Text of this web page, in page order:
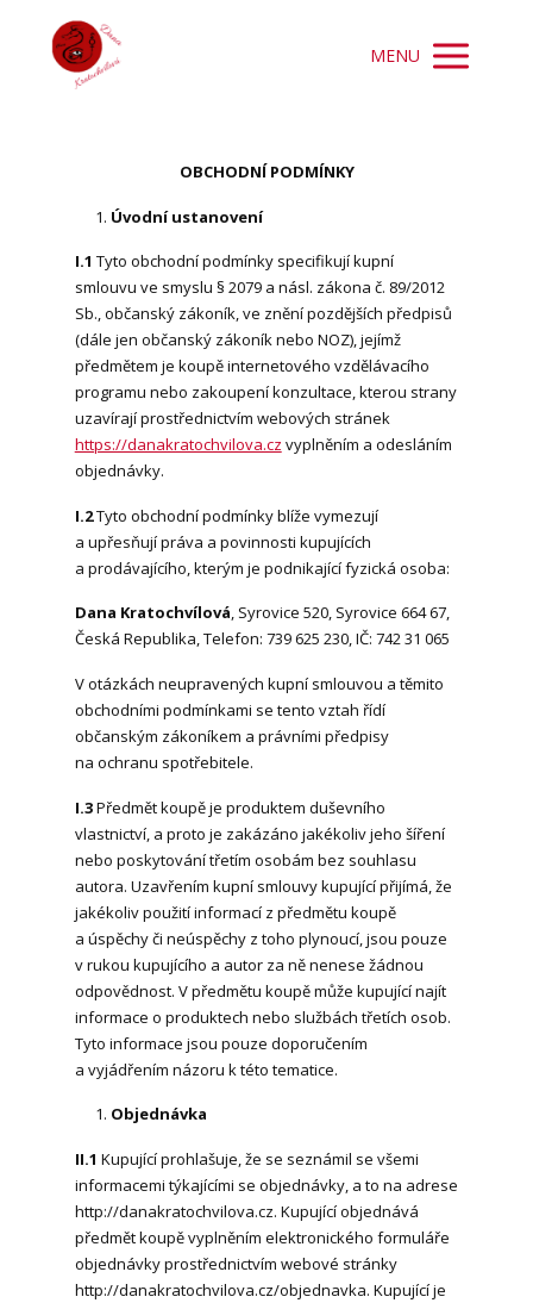
MENU
OBCHODNÍ PODMÍNKY
Úvodní ustanovení
I.1 Tyto obchodní podmínky specifikují kupní
smlouvu ve smyslu § 2079 a násl. zákona č. 89/2012
Sb., občanský zákoník, ve znění pozdějších předpisů
(dále jen občanský zákoník nebo NOZ), jejímž
předmětem je koupě internetového vzdělávacího
programu nebo zakoupení konzultace, kterou strany
uzavírají prostřednictvím webových stránek
https://danakratochvilova.cz vyplněním a odesláním
objednávky.
I.2Tyto obchodní podmínky blíže vymezují
a upřesňují práva a povinnosti kupujících
a prodávajícího, kterým je podnikající fyzická osoba:
Dana Kratochvílová, Syrovice 520, Syrovice 664 67,
Česká Republika, Telefon: 739 625 230, IČ: 742 31 065
V otázkách neupravených kupní smlouvou a těmito
obchodními podmínkami se tento vztah řídí
občanským zákoníkem a právními předpisy
na ochranu spotřebitele.
I.3Předmět koupě je produktem duševního
vlastnictví, a proto je zakázáno jakékoliv jeho šíření
nebo poskytování třetím osobám bez souhlasu
autora. Uzavřením kupní smlouvy kupující přijímá, že
jakékoliv použití informací z předmětu koupě
a úspěchy či neúspěchy z toho plynoucí, jsou pouze
v rukou kupujícího a autor za ně nenese žádnou
odpovědnost. V předmětu koupě může kupující najít
informace o produktech nebo službách třetích osob.
Tyto informace jsou pouze doporučením
a vyjádřením názoru k této tematice.
Objednávka
II.1 Kupující prohlašuje, že se seznámil se všemi
informacemi týkajícími se objednávky, a to na adrese
http://danakratochvilova.cz. Kupující objednává
předmět koupě vyplněním elektronického formuláře
objednávky prostřednictvím webové stránky
http://danakratochvilova.cz/objednavka. Kupující je